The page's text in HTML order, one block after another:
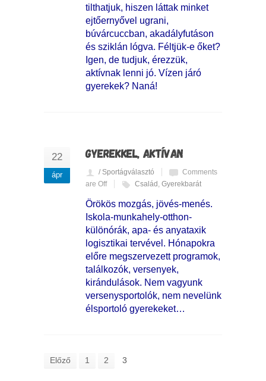
tilthatjuk, hiszen láttak minket
ejtőernyővel ugrani,
búvárcuccban, akadályfutáson
és sziklán lógva. Féltjük-e őket?
Igen, de tudjuk, érezzük,
aktívnak lenni jó. Vízen járó
gyerekek? Naná!
22
ápr
GYEREKKEL, AKTÍVAN
/ Sportágválasztó
Comments
are Off
Család, Gyerekbarát
Örökös mozgás, jövés-menés.
Iskola-munkahely-otthon-
különórák, apa- és anyataxik
logisztikai tervével. Hónapokra
előre megszervezett programok,
találkozók, versenyek,
kirándulások. Nem vagyunk
versenysportolók, nem nevelünk
élsportoló gyerekeket…
Előző 1 2 3